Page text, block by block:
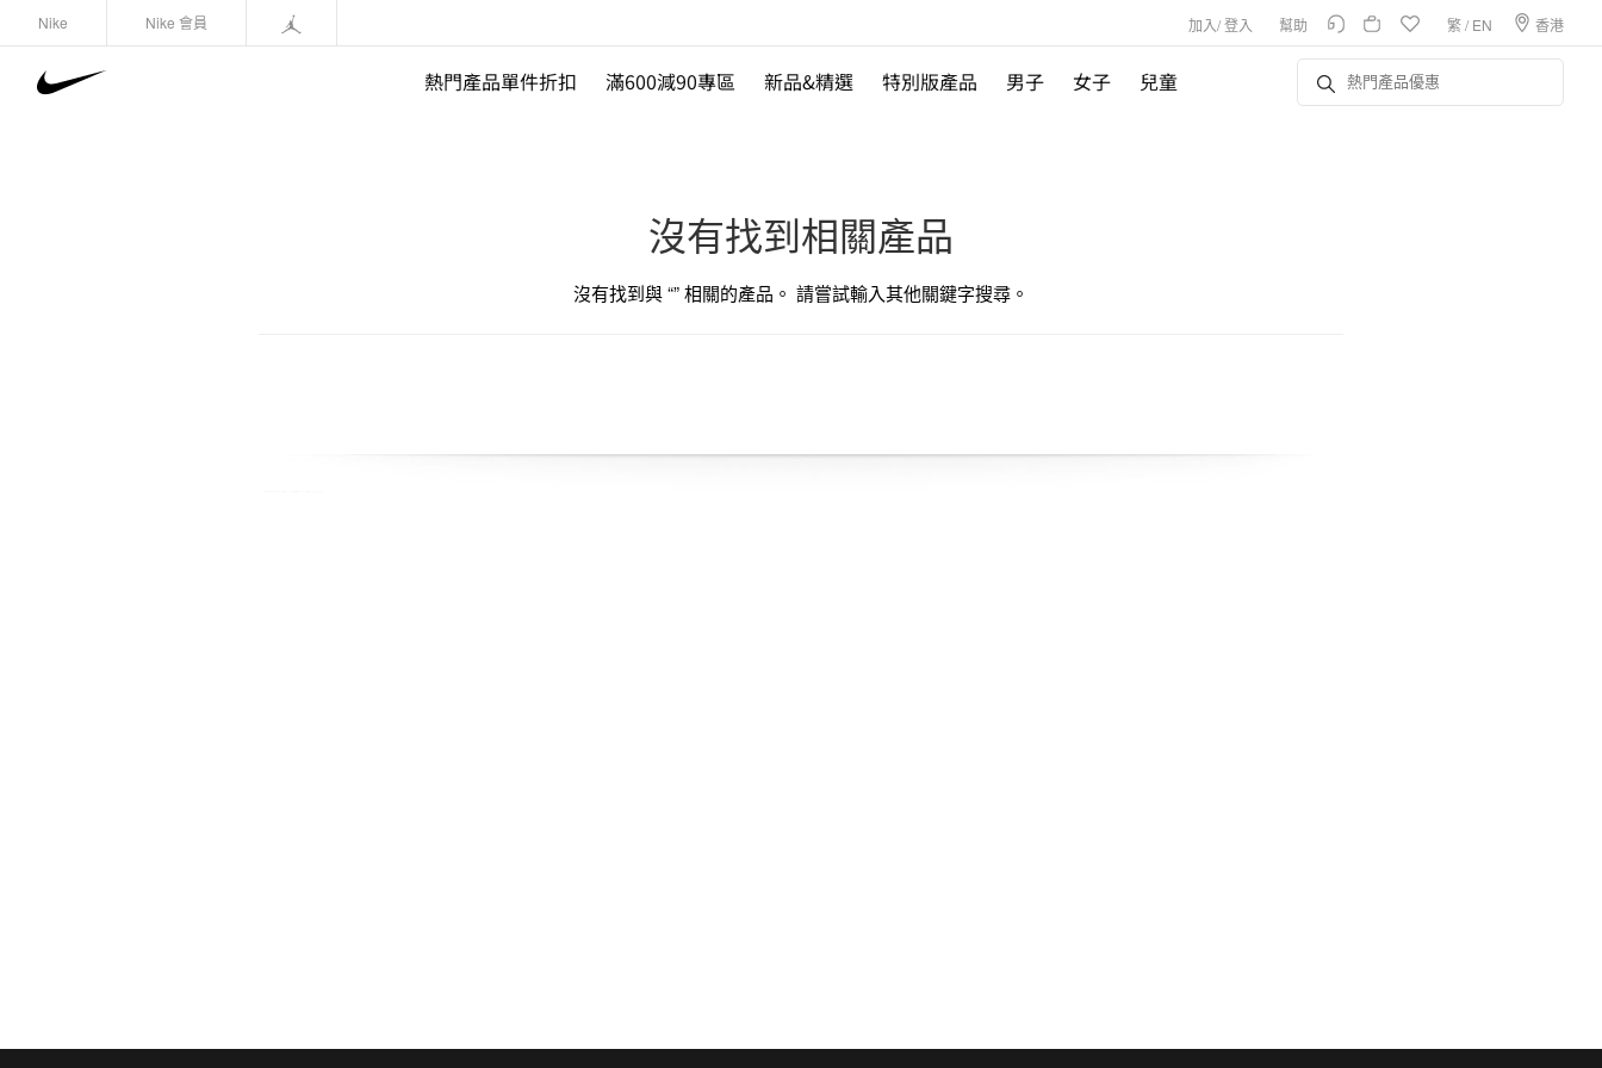
Nike Nike 會員 加入/登入 幫助 繁/ EN 香港
熱門產品單件折扣 滿600減90專區 新品&精選 特別版產品 男子 女子 兒童
沒有找到相關產品
沒有找到與 “” 相關的產品。 請嘗試輸入其他關鍵字搜尋。